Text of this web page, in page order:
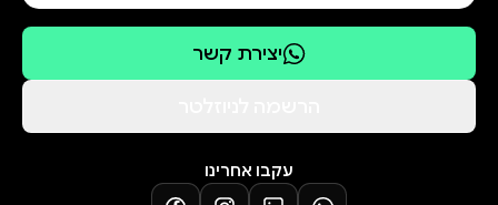
יצירת קשר
עקבו אחרינו